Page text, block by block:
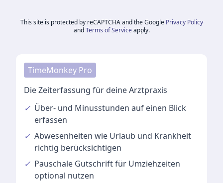
This site is protected by reCAPTCHA and the Google Privacy Policy
and Terms of Service apply.
TimeMonkey Pro
Die Zeiterfassung für deine Arztpraxis
✓ Über- und Minusstunden auf einen Blick
erfassen
✓ Abwesenheiten wie Urlaub und Krankheit
richtig berücksichtigen
✓ Pauschale Gutschriftfür Umziehzeiten
optional nutzen